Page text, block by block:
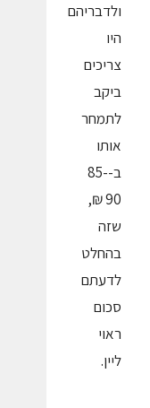
ולדבריהם
היו
צריכים
ביקב
לתמחר
אותו
ב-85-
90 ₪,
שזה
בהחלט
לדעתם
סכום
ראוי
ליין.